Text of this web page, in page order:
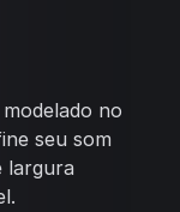
no
seu som
largura